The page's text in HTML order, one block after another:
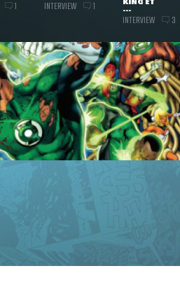
1 INTERVIEW 1 KING ET
...
INTERVIEW 3